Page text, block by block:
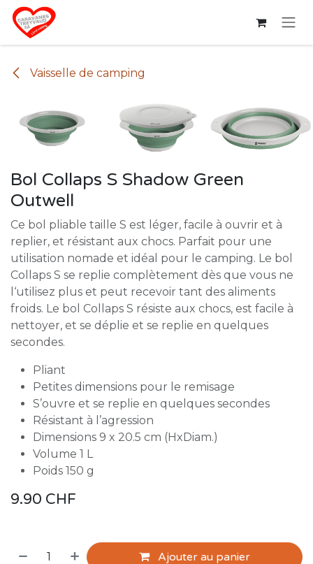
Se rendre au contenu
Vaisselle de camping
Bol Collaps S Shadow Green
Outwell
Ce bol pliable taille S est léger, facile à ouvrir et à
replier, et résistant aux chocs. Parfait pour une
utilisation nomade et idéal pour le camping. Le bol
Collaps S se replie complètement dès que vous ne
l‘utilisez plus et peut recevoir tant des aliments
froids. Le bol Collaps S résiste aux chocs, est facile à
nettoyer, et se déplie et se replie en quelques
secondes.
Pliant
Petites dimensions pour le remisage
S’ouvre et se replie en quelques secondes
Résistant à l’agression
Dimensions 9 x 20.5 cm (HxDiam.)
Volume 1 L
Poids 150 g
9.90 CHF
Ajouter au panier